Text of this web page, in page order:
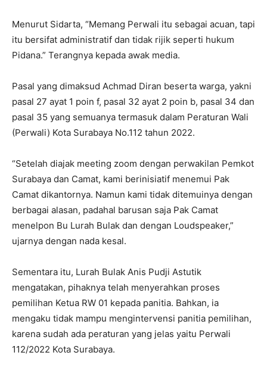
Menurut Sidarta, “Memang Perwali itu sebagai acuan, tapi
itu bersifat administratif dan tidak rijik seperti hukum
Pidana.” Terangnya kepada awak media.
Pasal yang dimaksud Achmad Diran beserta warga, yakni
pasal 27 ayat 1 poin f, pasal 32 ayat 2 poin b, pasal 34 dan
pasal 35 yang semuanya termasuk dalam Peraturan Wali
(Perwali) Kota Surabaya No.112 tahun 2022.
“Setelah diajak meeting zoom dengan perwakilan Pemkot
Surabaya dan Camat, kami berinisiatif menemui Pak
Camat dikantornya. Namun kami tidak ditemuinya dengan
berbagai alasan, padahal barusan saja Pak Camat
menelpon Bu Lurah Bulak dan dengan Loudspeaker,”
ujarnya dengan nada kesal.
Sementara itu, Lurah Bulak Anis Pudji Astutik
mengatakan, pihaknya telah menyerahkan proses
pemilihan Ketua RW 01 kepada panitia. Bahkan, ia
mengaku tidak mampu mengintervensi panitia pemilihan,
karena sudah ada peraturan yang jelas yaitu Perwali
112/2022 Kota Surabaya.